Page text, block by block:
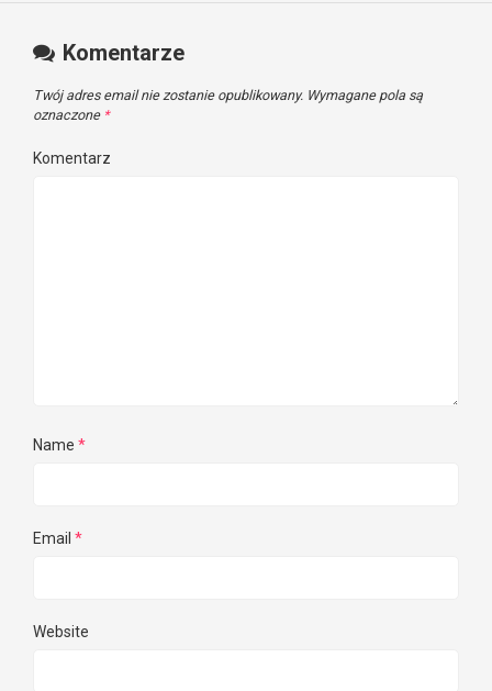
Komentarze
Twój adres email nie zostanie opublikowany. Wymagane pola są
oznaczone *
Komentarz
Name *
Email *
Website